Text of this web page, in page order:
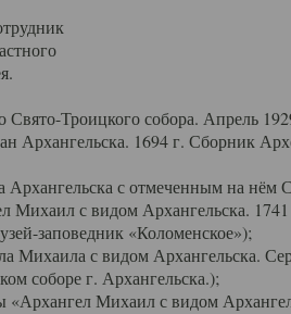
Троицкого собора. Апрель
1694 г. Сборник
с отмеченным на нём
с видом Архангельска.
заповедник «Коломенское»);
с видом Архангельска.
соборе г. Архангельска.);
«Архангел Михаил с видом